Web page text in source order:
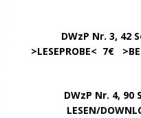
DWzP Nr. 3, 42
>LESEPROBE< 7€ >
DWzP Nr. 4, 90
LESEN/